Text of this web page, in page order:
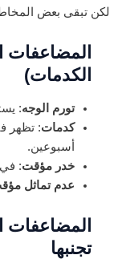
لكن تبقى بعض المخاطر
المضاعفات
الكدمات)
تورم الوجه: يستمر 7-14
كدمات: تظهر
أسبوعين.
خدر مؤقت: في
عدم تماثل
المضاعفات
تجنبها